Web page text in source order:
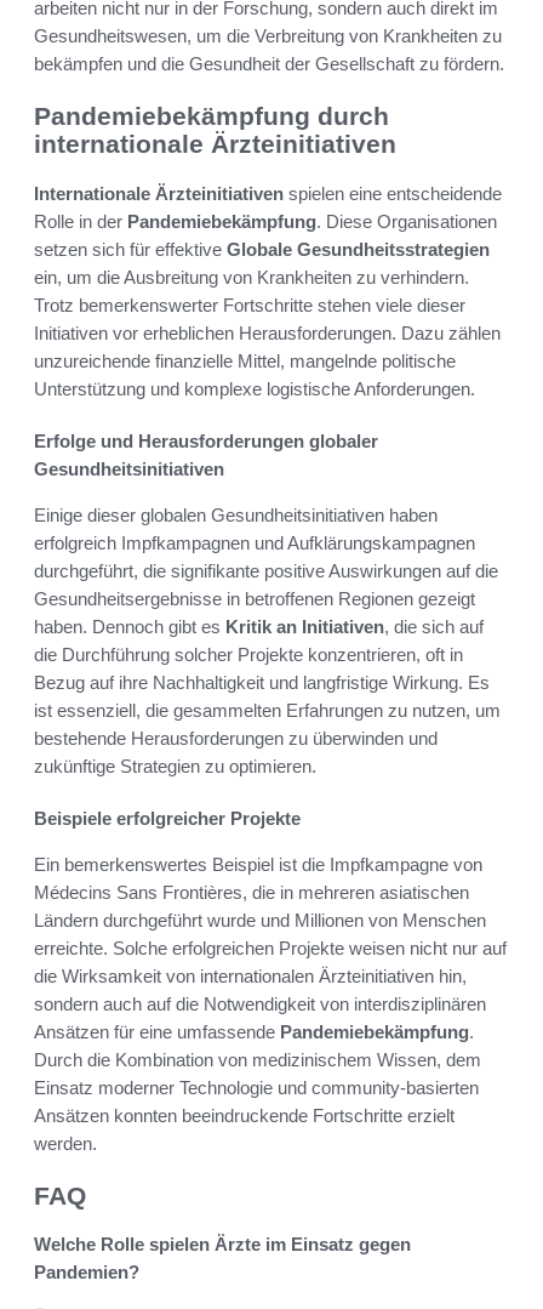
arbeiten nicht nur in der Forschung, sondern auch direkt im
Gesundheitswesen, um die Verbreitung von Krankheiten zu
bekämpfen und die Gesundheit der Gesellschaft zu fördern.
Pandemiebekämpfung durch
internationale Ärzteinitiativen
Internationale Ärzteinitiativen spielen eine entscheidende
Rolle in der Pandemiebekämpfung. Diese Organisationen
setzen sich für effektive Globale Gesundheitsstrategien
ein, um die Ausbreitung von Krankheiten zu verhindern.
Trotz bemerkenswerter Fortschritte stehen viele dieser
Initiativen vor erheblichen Herausforderungen. Dazu zählen
unzureichende finanzielle Mittel, mangelnde politische
Unterstützung und komplexe logistische Anforderungen.
Erfolge und Herausforderungen globaler
Gesundheitsinitiativen
Einige dieser globalen Gesundheitsinitiativen haben
erfolgreich Impfkampagnen und Aufklärungskampagnen
durchgeführt, die signifikante positive Auswirkungen auf die
Gesundheitsergebnisse in betroffenen Regionen gezeigt
haben. Dennoch gibt es Kritik an Initiativen, die sich auf
die Durchführung solcher Projekte konzentrieren, oft in
Bezug auf ihre Nachhaltigkeit und langfristige Wirkung. Es
ist essenziell, die gesammelten Erfahrungen zu nutzen, um
bestehende Herausforderungen zu überwinden und
zukünftige Strategien zu optimieren.
Beispiele erfolgreicher Projekte
Ein bemerkenswertes Beispiel ist die Impfkampagne von
Médecins Sans Frontières, die in mehreren asiatischen
Ländern durchgeführt wurde und Millionen von Menschen
erreichte. Solche erfolgreichen Projekte weisen nicht nur auf
die Wirksamkeit von internationalen Ärzteinitiativen hin,
sondern auch auf die Notwendigkeit von interdisziplinären
Ansätzen für eine umfassende Pandemiebekämpfung.
Durch die Kombination von medizinischem Wissen, dem
Einsatz moderner Technologie und community-basierten
Ansätzen konnten beeindruckende Fortschritte erzielt
werden.
FAQ
Welche Rolle spielen Ärzte im Einsatz gegen
Pandemien?